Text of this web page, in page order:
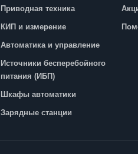
Приводная техника
КИП и измерение
Автоматика и управление
Источники бесперебойного
питания (ИБП)
Шкафы автоматики
Зарядные станции